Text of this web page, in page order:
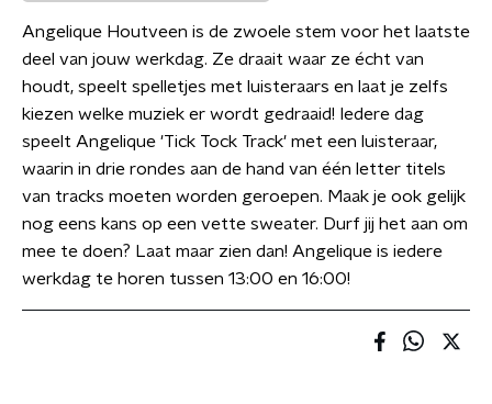
Angelique Houtveen is de zwoele stem voor het laatste
deel van jouw werkdag. Ze draait waar ze écht van
houdt, speelt spelletjes met luisteraars en laat je zelfs
kiezen welke muziek er wordt gedraaid! Iedere dag
speelt Angelique 'Tick Tock Track' met een luisteraar,
waarin in drie rondes aan de hand van één letter titels
van tracks moeten worden geroepen. Maak je ook gelijk
nog eens kans op een vette sweater. Durf jij het aan om
mee te doen? Laat maar zien dan! Angelique is iedere
werkdag te horen tussen 13:00 en 16:00!